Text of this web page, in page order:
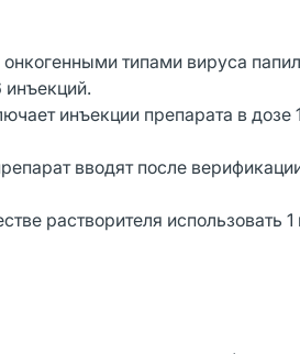
типами вируса
инъекций.
инъекции препарата в дозе
вводят после
растворителя использовать